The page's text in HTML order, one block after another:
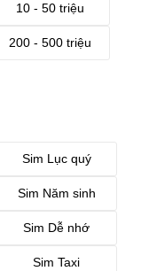
10 - 50 triệu
200 - 500 triệu
Sim Lục quý
Sim Năm sinh
Sim Dễ nhớ
Sim Taxi